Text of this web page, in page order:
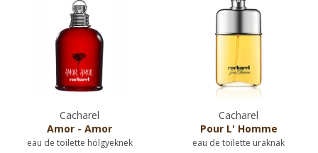
Cacharel
Amor - Amor
eau de toilette hölgyeknek
Cacharel
Pour L' Homme
eau de toilette uraknak